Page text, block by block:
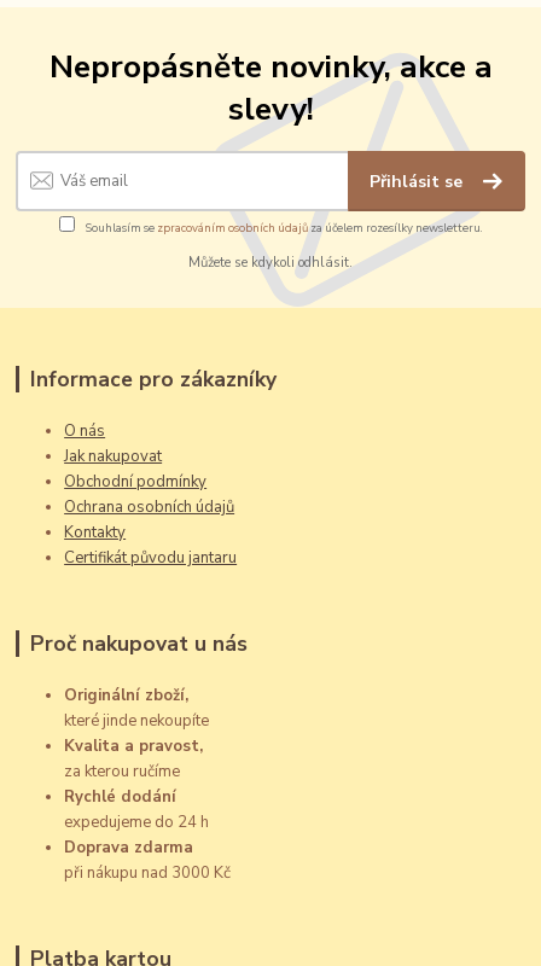
Nepropásněte novinky, akce a
slevy!
Přihlásit se
Souhlasím se zpracováním osobních údajůza účelem rozesílky newsletteru.
Můžete se kdykoli odhlásit.
Informace pro zákazníky
O nás
Jak nakupovat
Obchodní podmínky
Ochrana osobních údajů
Kontakty
Certifikát původu jantaru
Proč nakupovat u nás
Originální zboží,
které jinde nekoupíte
Kvalita a pravost,
za kterou ručíme
Rychlé dodání
expedujeme do 24 h
Doprava zdarma
při nákupu nad 3000 Kč
Platba kartou